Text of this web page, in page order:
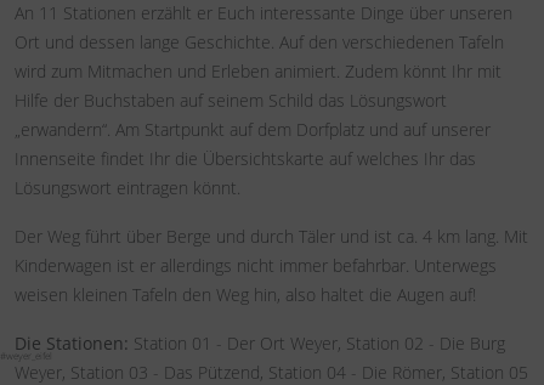
#weyer_eifel
An 11 Stationen erzählt er Euch interessante Dinge über unseren
Ort und dessen lange Geschichte. Auf den verschiedenen Tafeln
wird zum Mitmachen und Erleben animiert. Zudem könnt Ihr mit
Hilfe der Buchstaben auf seinem Schild das Lösungswort
„erwandern“. Am Startpunkt auf dem Dorfplatz und auf unserer
Innenseite findet Ihr die Übersichtskarte auf welches Ihr das
Lösungswort eintragen könnt.
Der Weg führt über Berge und durch Täler und ist ca. 4 km lang. Mit
Kinderwagen ist er allerdings nicht immer befahrbar. Unterwegs
weisen kleinen Tafeln den Weg hin, also haltet die Augen auf!
Die Stationen: Station 01 - Der Ort Weyer, Station 02 - Die Burg
Weyer, Station 03 - Das Pützend, Station 04 - Die Römer, Station 05